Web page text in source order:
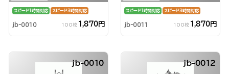
スピード1時間対応 スピード3時間対応
jb-0010 100枚 1,870円
スピード1時間対応 スピード3時間対応
jb-0011 100枚 1,870円
jb-0010 jb-0012